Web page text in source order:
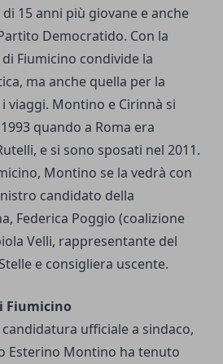
15 anni più giovane e anche
Democratido. Con la
Fiumicino condivide la
ma anche quella per la
viaggi. Montino e Cirinnà si
quando a Roma era
e si sono sposati nel 2011.
Montino se la vedrà con
candidato della
Federica Poggio (coalizione
Velli, rappresentante del
e consigliera uscente.
Fiumicino
ufficiale a sindaco,
Esterino Montino ha tenuto